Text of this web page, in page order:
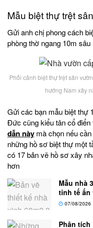
Mẫu biệt thự trệt
Gửi anh chị phong cách
phòng thờ ngang 10m
Phối cảnh biệt thự trệt sân
hướng Nam xây
Gửi các bạn mẫu biệt thự
Đức cũng kiểu tân cổ
dẫn này mà chọn nếu
những hồ sơ biệt thự một
có 17 bản vẽ hồ sơ xây
hơn
Mẫu nhà
tinh tế ấn
07/08/2026
Phân